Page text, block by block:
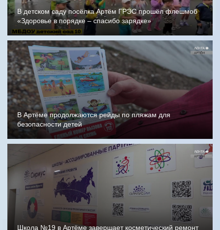
В детском саду посёлка Артём ГРЭС прошёл флешмоб
«Здоровье в порядке – спасибо зарядке»
В Артёме продолжаются рейды по пляжам для
безопасности детей
Школа №19 в Артёме завершает косметический ремонт